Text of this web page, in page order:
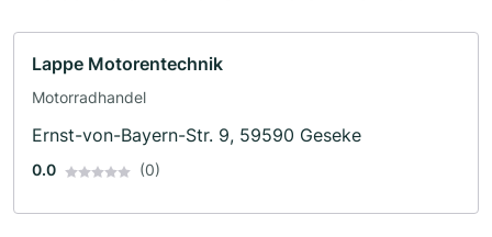
Lappe Motorentechnik
Motorradhandel
Ernst-von-Bayern-Str. 9, 59590 Geseke
0.0 (0)